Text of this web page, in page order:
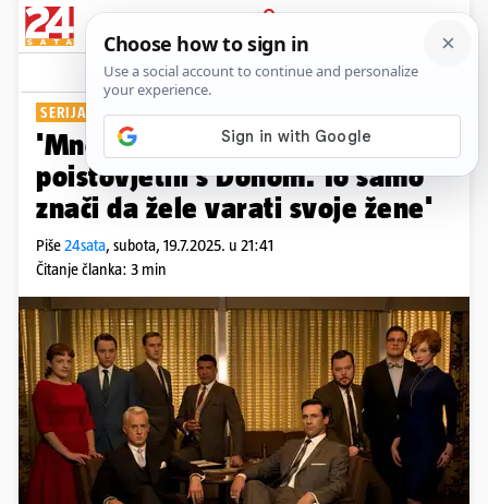
PRIJAVA
Show Komentari
SERIJA OŽIVJELA DUH 60-IH
'Mnogi su mi priznali da su se
poistovjetili s Donom. To samo
znači da žele varati svoje žene'
Piše24sata, subota, 19.7.2025. u 21:41
Čitanje članka: 3 min